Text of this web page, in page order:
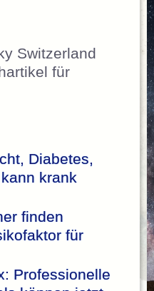
Switzerland
für
Diabetes,
krank
finden
für
Professionelle